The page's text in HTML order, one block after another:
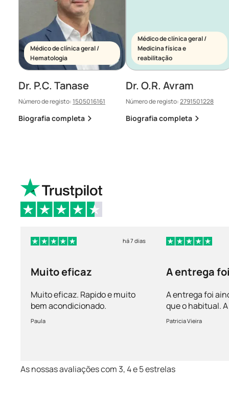
Médico de clínica geral /
Hematologia
Dr. P.C. Tanase
Número de registo:1505016161
Biografia completa
Médico de clínica geral /
Medicina física e
reabilitação
Dr. O.R. Avram
Número de registo:2791501228
Biografia completa
há 7 dias
Muito eficaz
Muito eficaz. Rapido e muito
bem acondicionado.
Paula
A entrega
A entrega foi
que o habitual.
vem bem
Patricia Vieira
As nossas avaliações com 3, 4 e 5 estrelas